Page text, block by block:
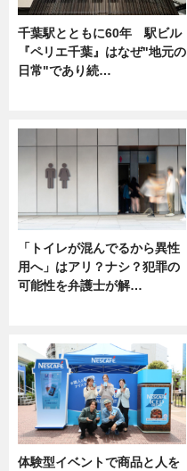
千葉駅とともに60年 駅ビル
『ペリエ千葉』はなぜ"地元の
日常"であり続…
「トイレが混んでるから異性
用へ」はアリ？ナシ？犯罪の
可能性を弁護士が解…
体験型イベントで商品と人を